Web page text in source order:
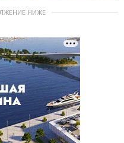
НИЖЕ